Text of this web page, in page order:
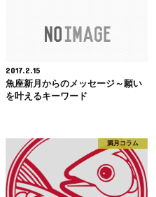
2017.2.15
魚座新月からのメッセージ～願い
を叶えるキーワード
満月コラム